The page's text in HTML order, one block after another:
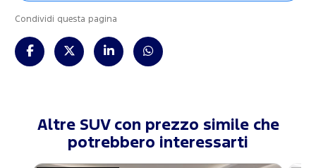
Condividi questa pagina
Altre SUV con prezzo simile che
potrebbero interessarti